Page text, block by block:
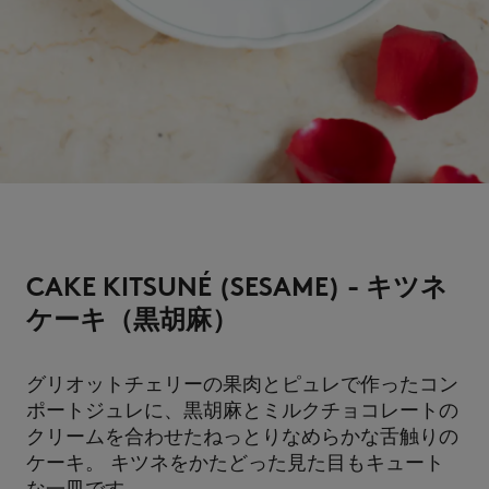
CAKE KITSUNÉ (SESAME) - キツネ
ケーキ（黒胡麻）
グリオットチェリーの果肉とピュレで作ったコン
ポートジュレに、黒胡麻とミルクチョコレートの
クリームを合わせたねっとりなめらかな舌触りの
ケーキ。 キツネをかたどった見た目もキュート